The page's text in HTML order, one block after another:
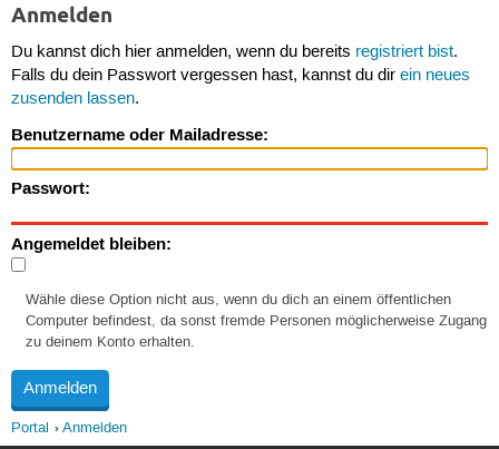
Anmelden
Du kannst dich hier anmelden, wenn du bereits registriert bist.
Falls du dein Passwort vergessen hast, kannst du dir ein neues
zusenden lassen.
Benutzername oder Mailadresse:
Passwort:
Angemeldet bleiben:
Wähle diese Option nicht aus, wenn du dich an einem öffentlichen
Computer befindest, da sonst fremde Personen möglicherweise Zugang
zu deinem Konto erhalten.
Portal Anmelden